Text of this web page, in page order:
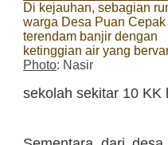
Di kejauhan, sebagian
warga Desa Puan Cepak
terendam banjir dengan
ketinggian air yang
Photo: Nasir
sekolah sekitar 10 KK